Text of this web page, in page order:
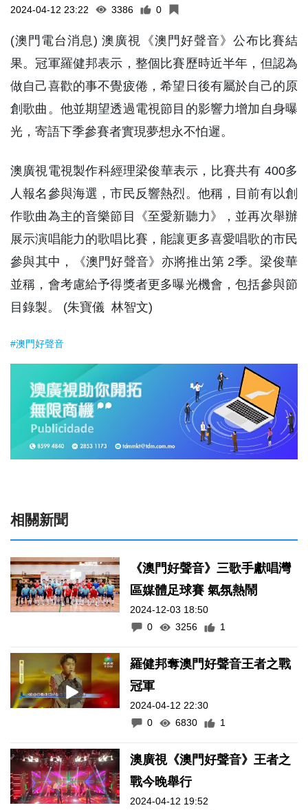
2024-04-12 23:22 3386 0
(澳門電台消息) 澳廣視《澳門好聲音》公布比賽結
果。冠軍羅健邦表示，整個比賽歷時近半年，但認為
做自己喜歡的事不覺疲倦，希望日後有屬於自己的原
創歌曲。他並期望透過電視節目的影響力增加自身曝
光，寄語下季參賽者實現夢想永不怕遲。
澳廣視電視製作科經理梁俊華表示，比賽共有 400多
人報名參與海選，市民反響熱烈。他稱，目前有以創
作歌曲為主的音樂節目《至愛新聽力》，並再次舉辦
展示演唱能力的歌唱比賽，能讓更多喜愛唱歌的市民
參與其中，《澳門好聲音》亦將推出第 2季。梁俊華
並稱，會考慮給予得獎者更多曝光機會，包括參與節
目錄製。 (朱寶儀 林智文)
#澳門好聲音
相關新聞
《澳門好聲音》三歌手獻唱灣
區媒體足球賽 氣氛熱鬧
2024-12-03 18:50
0
3256 1
羅健邦奪澳門好聲音王者之戰
冠軍
2024-04-12 22:30
0
6830 1
澳廣視《澳門好聲音》王者之
戰今晚舉行
2024-04-12 19:52